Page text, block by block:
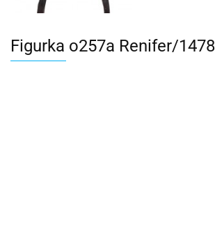
Figurka o257a Renifer/